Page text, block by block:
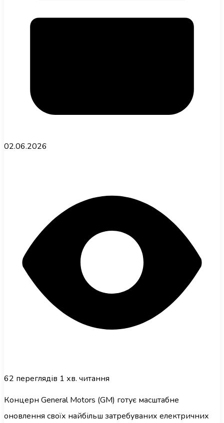
02.06.2026
62 переглядів 1 хв. читання
Концерн General Motors (GM) готує масштабне
оновлення своїх найбільш затребуваних електричних